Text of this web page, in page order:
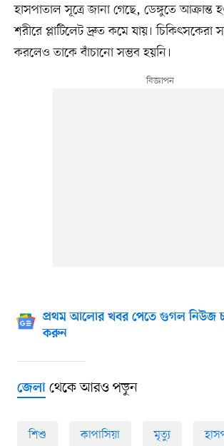
হাসপাতাল সূত্রে জানা গেছে, ডেঙ্গুতে আক্রান্ত
শরীরে প্লাটিলেট দ্রুত কমে যায়। চিকিৎসকেরা
করলেও তাকে বাঁচানো সম্ভব হয়নি।
প্রথম আলোর খবর পেতে গুগল নিউজ
করুন
জেলাথেকে আরও পড়ুন
শিশু কাপাসিয়া মৃত্যু